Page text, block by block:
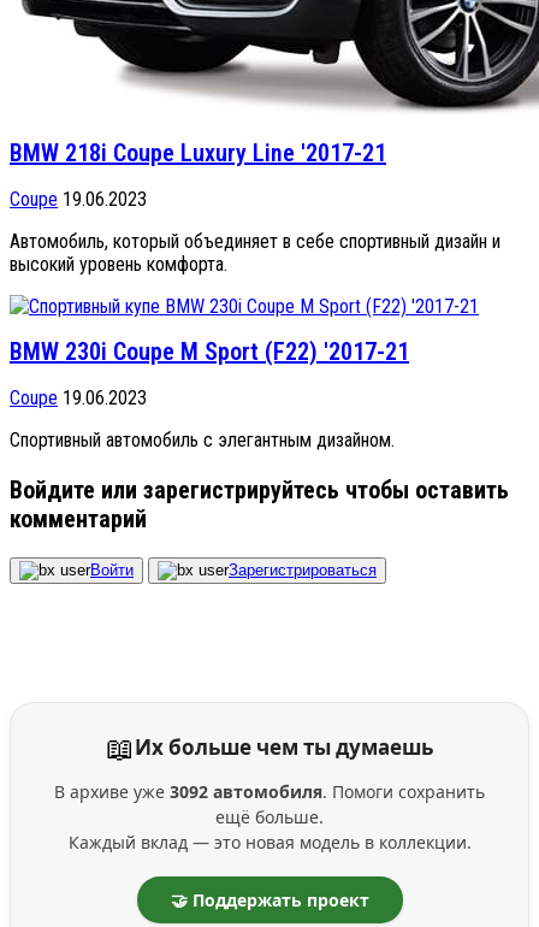
BMW 218i Coupe Luxury Line '2017-21
Coupe 19.06.2023
Автомобиль, который объединяет в себе спортивный дизайн и
высокий уровень комфорта.
BMW 230i Coupe M Sport (F22) '2017-21
Coupe 19.06.2023
Спортивный автомобиль с элегантным дизайном.
Войдите или зарегистрируйтесь чтобы оставить
комментарий
Войти Зарегистрироваться
📖Их больше чем ты думаешь
В архиве уже 3092 автомобиля. Помоги сохранить
ещё больше.
Каждый вклад — это новая модель в коллекции.
🤝 Поддержать проект